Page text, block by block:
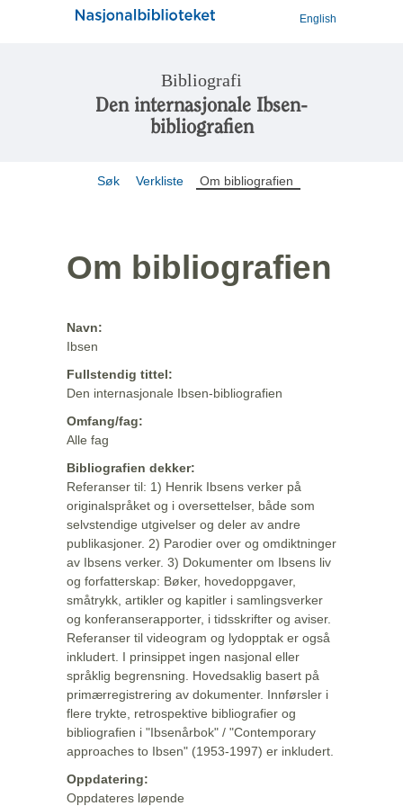
English
Bibliografi
Den internasjonale Ibsen-
bibliografien
Søk Verkliste Om bibliografien
Om bibliografien
Navn:
Ibsen
Fullstendig tittel:
Den internasjonale Ibsen-bibliografien
Omfang/fag:
Alle fag
Bibliografien dekker:
Referanser til: 1) Henrik Ibsens verker på
originalspråket og i oversettelser, både som
selvstendige utgivelser og deler av andre
publikasjoner. 2) Parodier over og omdiktninger
av Ibsens verker. 3) Dokumenter om Ibsens liv
og forfatterskap: Bøker, hovedoppgaver,
småtrykk, artikler og kapitler i samlingsverker
og konferanserapporter, i tidsskrifter og aviser.
Referanser til videogram og lydopptak er også
inkludert. I prinsippet ingen nasjonal eller
språklig begrensning. Hovedsaklig basert på
primærregistrering av dokumenter. Innførsler i
flere trykte, retrospektive bibliografier og
bibliografien i "Ibsenårbok" / "Contemporary
approaches to Ibsen" (1953-1997) er inkludert.
Oppdatering:
Oppdateres løpende